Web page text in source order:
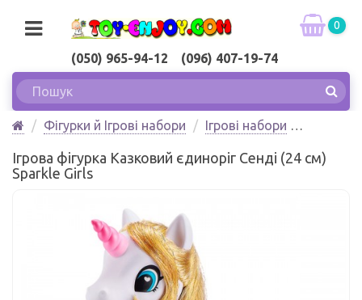
(050) 965-94-12 (096) 407-19-74
0
Фігурки й Ігрові набори
Ігрові набори
Sparkle Girls
Ігрова фігурка Казковий єдиноріг Сенді (24 см)
Sparkle Girls